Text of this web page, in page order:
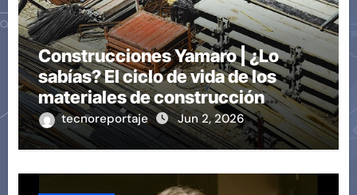
Construcciones Yamaro | ¿Lo
sabías? El ciclo de vida de los
materiales de construcción
revoluciona eficiencia en
proyectos modernos
tecnoreportaje Jun 2, 2026